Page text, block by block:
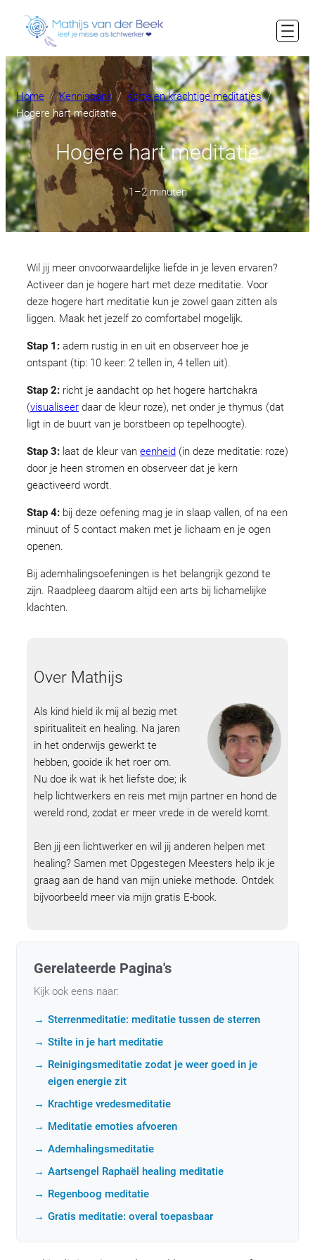
inhoud
Home Kennisbank
Korte en krachtige meditaties
Hogere hart meditatie
Hogere hart meditatie
1–2 minuten
Wil jij meer onvoorwaardelijke liefde in je leven ervaren?
Activeer dan je hogere hart met deze meditatie. Voor
deze hogere hart meditatie kun je zowel gaan zitten als
liggen. Maak het jezelf zo comfortabel mogelijk.
Stap 1: adem rustig in en uit en observeer hoe je
ontspant (tip: 10 keer: 2 tellen in, 4 tellen uit).
Stap 2: richt je aandacht op het hogere hartchakra
(visualiseer daar de kleur roze), net onder je thymus (dat
ligt in de buurt van je borstbeen op tepelhoogte).
Stap 3: laat de kleur van eenheid (in deze meditatie: roze)
door je heen stromen en observeer dat je kern
geactiveerd wordt.
Stap 4: bij deze oefening mag je in slaap vallen, of na een
minuut of 5 contact maken met je lichaam en je ogen
openen.
Bij ademhalingsoefeningen is het belangrijk gezond te
zijn. Raadpleeg daarom altijd een arts bij lichamelijke
klachten.
Over Mathijs
Als kind hield ik mij al bezig met
spiritualiteit en healing. Na jaren
in het onderwijs gewerkt te
hebben, gooide ik het roer om.
Nu doe ik wat ik het liefste doe; ik
help lichtwerkers en reis met mijn partner en hond de
wereld rond, zodat er meer vrede in de wereld komt.
Ben jij een lichtwerker en wil jij anderen helpen met
healing? Samen met Opgestegen Meesters help ik je
graag aan de hand van mijn unieke methode. Ontdek
bijvoorbeeld meer via mijn gratis E-book.
Gerelateerde Pagina's
Kijk ook eens naar:
Sterrenmeditatie: meditatie tussen de sterren
Stilte in je hart meditatie
Reinigingsmeditatie zodat je weer goed in je
eigen energie zit
Krachtige vredesmeditatie
Meditatie emoties afvoeren
Ademhalingsmeditatie
Aartsengel Raphaël healing meditatie
Regenboog meditatie
Gratis meditatie: overal toepasbaar